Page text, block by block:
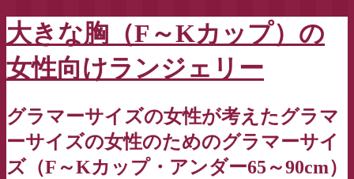
大きな胸（F～Kカップ）の
女性向けランジェリー
グラマーサイズの女性が考えたグラマ
ーサイズの女性のためのグラマーサイ
ズ（F～Kカップ・アンダー65～90cm）